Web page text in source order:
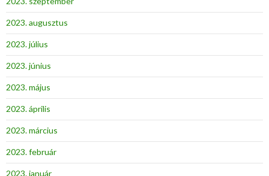
2023. augusztus
2023. július
2023. június
2023. május
2023. április
2023. március
2023. február
2023. január